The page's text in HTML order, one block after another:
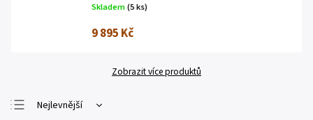
Skladem(5 ks)
9 895 Kč
Zobrazit více produktů
Nejlevnější